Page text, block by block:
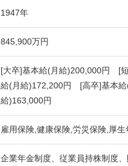
1947年
845,900万円
[大卒]基本給(月給)200,000円 [
給(月給)172,200円 [高卒]基本給
給)163,000円
雇用保険,健康保険,労災保険,厚生
企業年金制度、従業員持株制度、